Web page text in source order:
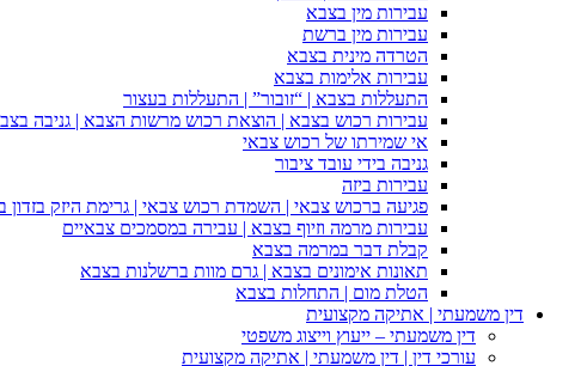
עבירות מין בצבא
עבירות מין ברשת
הטרדה מינית בצבא
עבירות אלימות בצבא
התעללות בצבא | “זובור” | התעללות בעצור
עבירות רכוש בצבא | הוצאת רכוש מרשות הצבא | גניבה
אי שמירתו של רכוש צבאי
גניבה בידי עובד ציבור
עבירות ביזה
פגיעה ברכוש צבאי | השמדת רכוש צבאי | גרימת היזק בזדון
עבירות מרמה וזיוף בצבא | עבירה במסמכים צבאיים
קבלת דבר במרמה בצבא
תאונות אימונים בצבא | גרם מוות ברשלנות בצבא
הטלת מום | התחלות בצבא
דין משמעתי | אתיקה מקצועית
דין משמעתי – ייעוץ וייצוג משפטי
עורכי דין | דין משמעתי | אתיקה מקצועית